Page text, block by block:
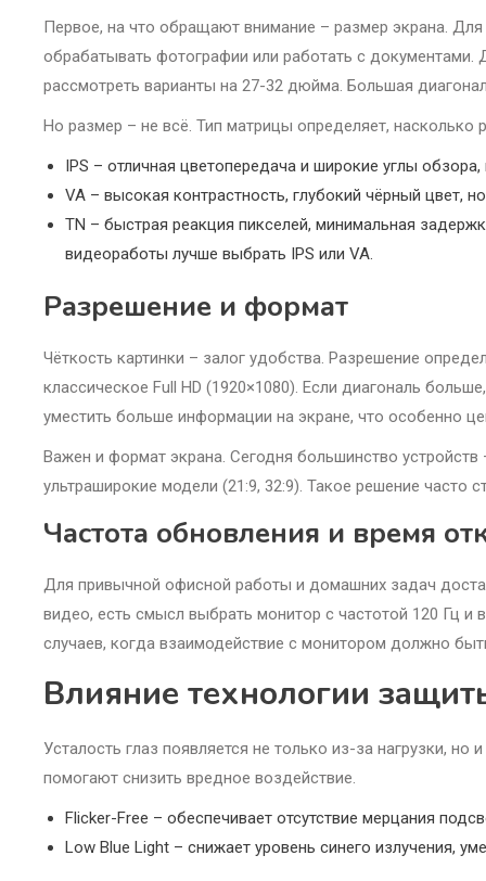
Первое, на что обращают внимание – размер экрана.
обрабатывать фотографии или работать с
рассмотреть варианты на 27-32 дюйма. Большая
Но размер – не всё. Тип матрицы определяет, насколько
IPS – отличная цветопередача и широкие углы
VA – высокая контрастность, глубокий чёрный цвет,
TN – быстрая реакция пикселей, минимальная
видеоработы лучше выбрать IPS или VA.
Разрешение и формат
Чёткость картинки – залог удобства. Разрешение
классическое Full HD (1920×1080). Если диагональ
уместить больше информации на экране, что особенно
Важен и формат экрана. Сегодня большинство
ультраширокие модели (21:9, 32:9). Такое решение часто
Частота обновления и время
Для привычной офисной работы и домашних задач
видео, есть смысл выбрать монитор с частотой 120 Гц и
случаев, когда взаимодействие с монитором должно
Влияние технологии
Усталость глаз появляется не только из-за нагрузки,
помогают снизить вредное воздействие.
Flicker-Free – обеспечивает отсутствие мерцания
Low Blue Light – снижает уровень синего излучения,